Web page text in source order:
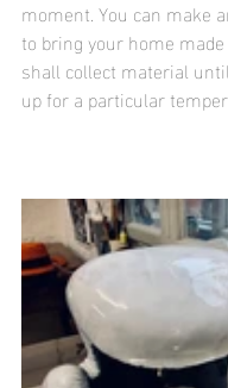
moment. You can make
to bring your home
shall collect material
up for a particular